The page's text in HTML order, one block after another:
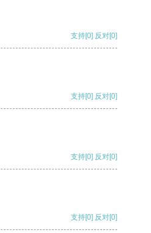
支持[0] 反对[0]
支持[0] 反对[0]
支持[0] 反对[0]
支持[0] 反对[0]